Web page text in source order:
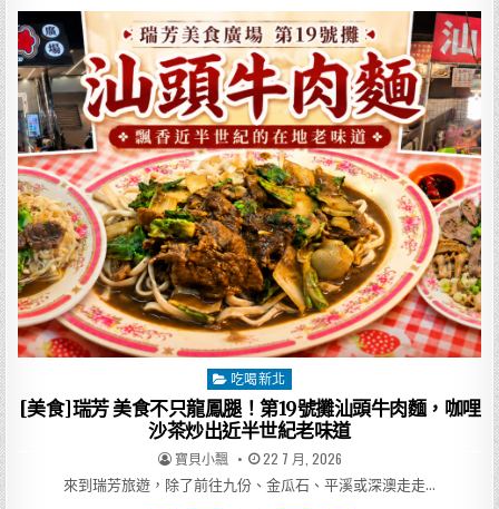
e
b
o
o
k
te
r
l芳
芳
印
鉄
旅：
住
進
黃
金
山
城
的
茶
金
時
光，
火
車
與
山
景
陪
你
過
Posted
in
吃喝新北
[美食]瑞芳 美食不只龍鳳腿！第19號攤汕頭牛肉麵，咖哩
沙茶炒出近半世紀老味道
AUTHOR:
寶貝小飄 PUBLISHED
DATE:
22 7 月, 2026
來到瑞芳旅遊，除了前往九份、金瓜石、平溪或深澳走走…